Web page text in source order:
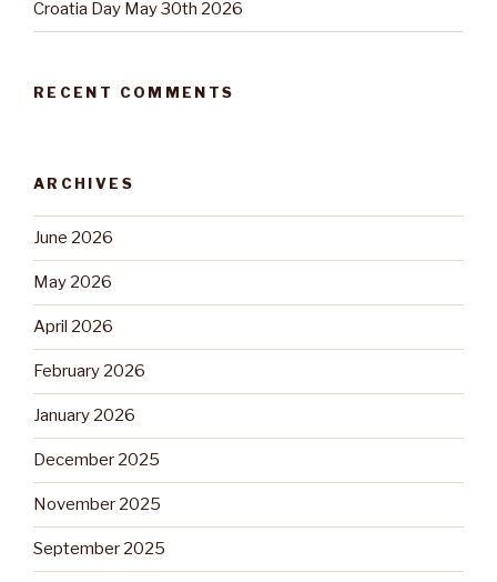
Croatia Day May 30th 2026
RECENT COMMENTS
ARCHIVES
June 2026
May 2026
April 2026
February 2026
January 2026
December 2025
November 2025
September 2025